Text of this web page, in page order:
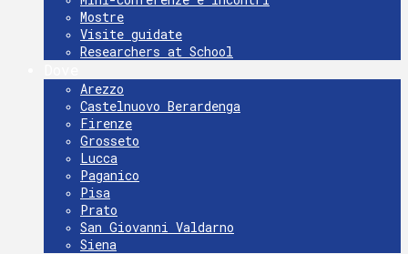
Mostre
Visite guidate
Researchers at School
Arezzo
Castelnuovo Berardenga
Firenze
Grosseto
Lucca
Paganico
Pisa
Prato
San Giovanni Valdarno
Siena